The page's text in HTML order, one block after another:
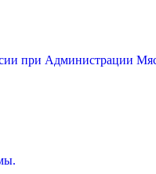
при Администрации